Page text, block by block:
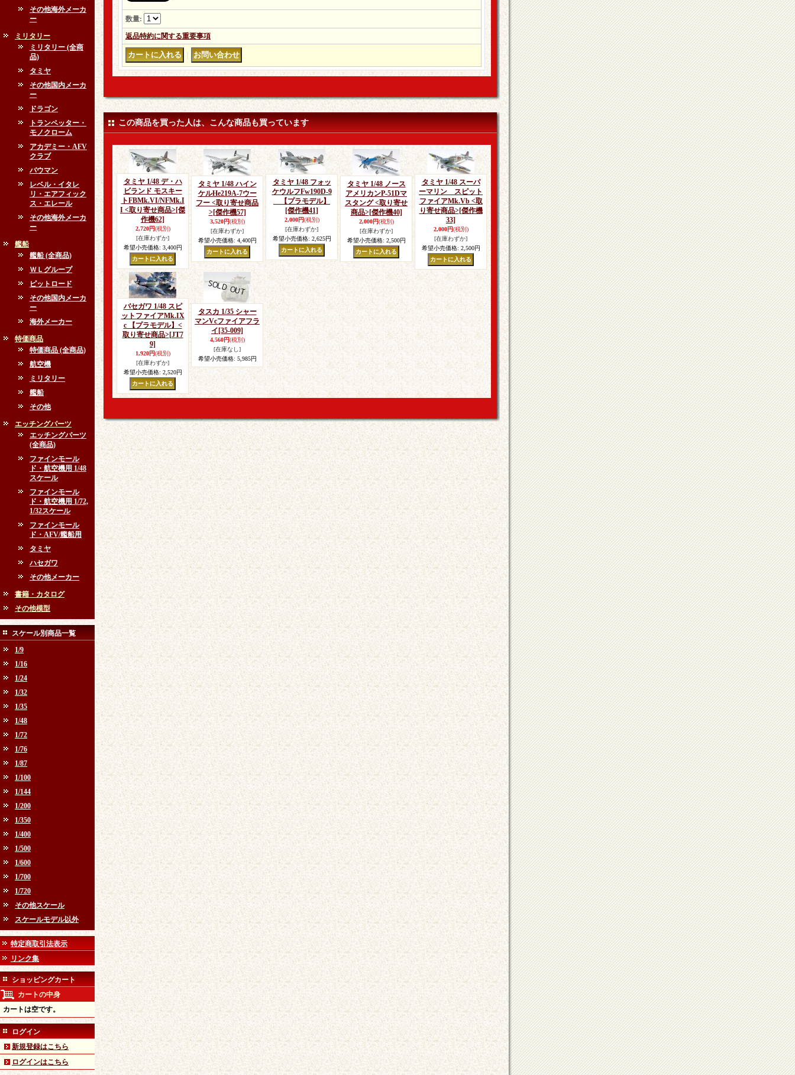
その他海外メーカ
ー
ミリタリー
ミリタリー (全商
品)
タミヤ
その他国内メーカ
ー
ドラゴン
トランペッター・
モノクローム
アカデミー・AFV
クラブ
バウマン
レベル・イタレ
リ・エアフィック
ス・エレール
その他海外メーカ
ー
艦船
艦船 (全商品)
ＷＬグループ
ピットロード
その他国内メーカ
ー
海外メーカー
特価商品
特価商品 (全商品)
航空機
ミリタリー
艦船
その他
エッチングパーツ
エッチングパーツ
(全商品)
ファインモール
ド・航空機用 1/48
スケール
ファインモール
ド・航空機用 1/72,
1/32スケール
ファインモール
ド・AFV/艦船用
タミヤ
ハセガワ
その他メーカー
書籍・カタログ
その他模型
スケール別商品一覧
1/9
1/16
1/24
1/32
1/35
1/48
1/72
1/76
1/87
1/100
1/144
1/200
1/350
1/400
1/500
1/600
1/700
1/720
その他スケール
スケールモデル以外
特定商取引法表示
リンク集
ショッピングカート
カートの中身
カートは空です。
ログイン
新規登録はこちら
ログインはこちら
数量:
返品特約に関する重要事項
この商品を買った人は、こんな商品も買っています
タミヤ 1/48 デ・ハ
ビランド モスキー
トFBMk.VI/NFMk.I
I <取り寄せ商品>[傑
作機62]
2,720円(税別)
[在庫わずか]
希望小売価格: 3,400円
タミヤ 1/48 ハイン
ケルHe219A-7ウー
フー <取り寄せ商品
>[傑作機57]
3,520円(税別)
[在庫わずか]
希望小売価格: 4,400円
タミヤ 1/48 フォッ
ケウルフFw190D-9
【プラモデル】
[傑作機41]
2,000円(税別)
[在庫わずか]
希望小売価格: 2,625円
タミヤ 1/48 ノース
アメリカンP-51Dマ
スタング <取り寄せ
商品>[傑作機40]
2,000円(税別)
[在庫わずか]
希望小売価格: 2,500円
タミヤ 1/48 スーパ
ーマリン スピット
ファイアMk.Vb <取
り寄せ商品>[傑作機
33]
2,000円(税別)
[在庫わずか]
希望小売価格: 2,500円
バセガワ 1/48 スピ
ットファイアMk.IX
c 【プラモデル】<
取り寄せ商品>[JT7
9]
1,920円(税別)
[在庫わずか]
希望小売価格: 2,520円
タスカ 1/35 シャー
マンVcファイアフラ
イ [35-009]
4,560円(税別)
[在庫なし]
希望小売価格: 5,985円